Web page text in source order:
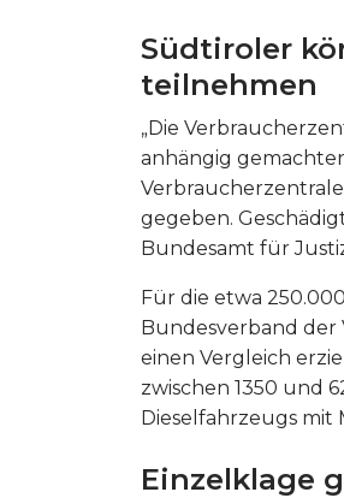
Südtiroler
teilnehmen
„Die
anhängig
gegeben.
Bundesamt für
Für die etwa
Bundesverband der
einen Vergleich
zwischen 1350 und
Dieselfahrzeugs mit
Einzelklage